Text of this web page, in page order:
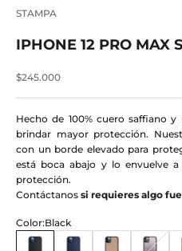
STAMPA
IPHONE 12 PRO MAX
Precio de oferta
$245.000
Hecho de 100% cuero saffiano
brindar mayor protección.
con un borde elevado para
está boca abajo y lo envuelve
protección.
Contáctanos si requieres algo
Color:Black
Black
Azul Marino
Nude Metallic